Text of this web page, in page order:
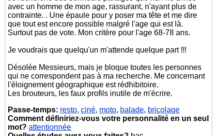
avec un homme de mon age, rassurant, n'ayant plus de
contrainte. . Une épaule pour y poser ma tête et me dire
que tout est encore possible malgré l'age qui est là.
Surtout pas de vote. Mon critère pour l'age 68-78 ans.
Je voudrais que quelqu'un m'attende quelque part !!!
Désolée Messieurs, mais je bloque toutes les personnes
qui ne correspondent pas à ma recherche. Me concernant
l'éloignement géographique est rédhibitoire.
Les brouteurs, les faux profils inutile de m'écrire.
Passe-temps: resto,ciné, moto, balade, bricolage
Comment définiriez-vous votre personnalité en un seul
mot? attentionnée